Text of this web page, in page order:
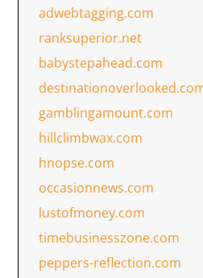
adwebtagging.com
ranksuperior.net
babystepahead.com
gamblingamount.com
hillclimbwax.com
hnopse.com
occasionnews.com
lustofmoney.com
timebusinesszone.com
peppers-reflection.com